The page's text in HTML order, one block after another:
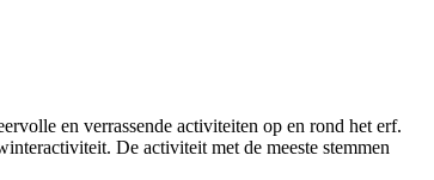
en verrassende activiteiten op en rond het erf.
De activiteit met de meeste stemmen